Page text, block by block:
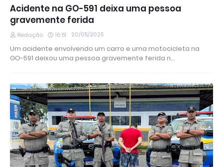
Acidente na GO-591 deixa uma pessoa
gravemente ferida
Redação 16:51 20/05/2025
Um acidente envolvendo um carro e uma motocicleta na
GO-591 deixou uma pessoa gravemente ferida n…